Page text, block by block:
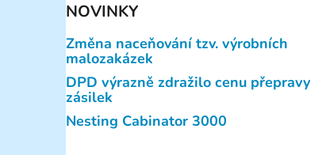
n
n
í
p
a
n
NOVINKY
Změna naceňování tzv. výrobních
malozakázek
DPD výrazně zdražilo cenu přepravy
zásilek
Nesting Cabinator 3000